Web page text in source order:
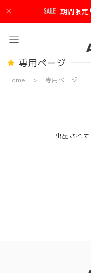
期間限定
専用ページ
Home 専用ページ
出品され